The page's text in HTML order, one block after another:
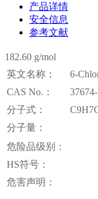
产品详情
安全信息
参考文献
182.60 g/mol
英文名称：
6-
CAS No.：
分子式：
分子量：
危险品级别：
HS符号：
危害声明：